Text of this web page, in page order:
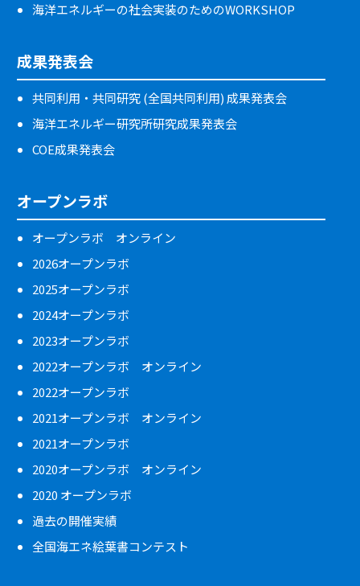
海洋エネルギーの社会実装のためのWORKSHOP
成果発表会
共同利用・共同研究 (全国共同利用) 成果発表会
海洋エネルギー研究所研究成果発表会
COE成果発表会
オープンラボ
オープンラボ オンライン
2026オープンラボ
2025オープンラボ
2024オープンラボ
2023オープンラボ
2022オープンラボ オンライン
2022オープンラボ
2021オープンラボ オンライン
2021オープンラボ
2020オープンラボ オンライン
2020 オープンラボ
過去の開催実績
全国海エネ絵葉書コンテスト